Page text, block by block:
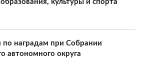
культуры и спорта
по наградам при Собрании
автономного округа